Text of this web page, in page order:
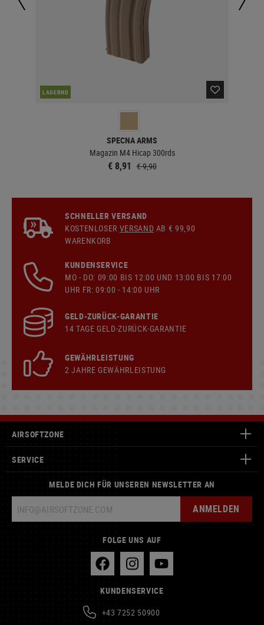
LAGERND
SPECNA ARMS
Magazin M4 Hicap 300rds
€ 8,91 € 9,90
SCHNELLER VERSAND
KOSTENLOSER VERSAND AB € 99,90
WARENKORB
KUNDENSERVICE
MO - DO: 09:00 BIS 12:00 UND 13:00 BIS 17:00
UHR FR: 09:00 - 14:00 UHR
GELD-ZURÜCK-GARANTIE
14 TAGE GELD-ZURÜCK-GARANTIE
GEWÄHRLEISTUNG
2 JAHRE GEWÄHRLEISTUNG
AIRSOFTZONE
SERVICE
MELDE DICH FÜR UNSEREN NEWSLETTER AN
ANMELDEN
FOLGE UNS AUF
KUNDENSERVICE
+43 7252 50900